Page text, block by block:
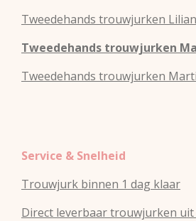
Tweedehands trouwjurken
Tweedehands trouwjurken
Tweedehands trouwjurken
Service & Snelheid
Trouwjurk binnen 1 dag klaar
Direct leverbaar trouwjurken